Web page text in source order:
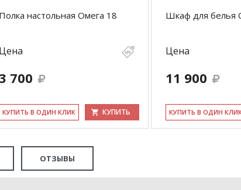
Полка настольная Омега 18
Цена
3 700
КУ­ПИТЬ В ОДИН КЛИК КУПИТЬ
Шкаф для белья
Цена
11 900
КУ­ПИТЬ В ОДИН
ОТЗЫВЫ